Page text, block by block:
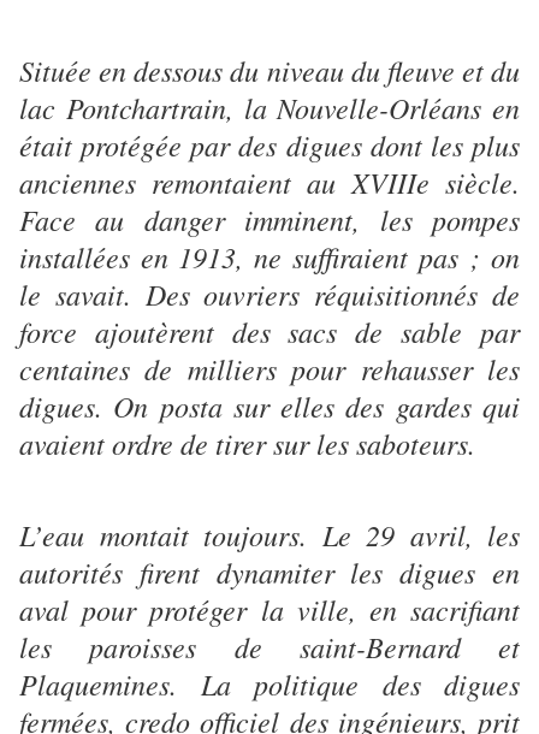
Située en dessous du niveau du fleuve et du
lac Pontchartrain, la Nouvelle-Orléans en
était protégée par des digues dont les plus
anciennes remontaient au XVIIIe siècle.
Face au danger imminent, les pompes
installées en 1913, ne suffiraient pas ; on
le savait. Des ouvriers réquisitionnés de
force ajoutèrent des sacs de sable par
centaines de milliers pour rehausser les
digues. On posta sur elles des gardes qui
avaient ordre de tirer sur les saboteurs.
L’eau montait toujours. Le 29 avril, les
autorités firent dynamiter les digues en
aval pour protéger la ville, en sacrifiant
les paroisses de saint-Bernard et
Plaquemines. La politique des digues
fermées, credo officiel des ingénieurs, prit